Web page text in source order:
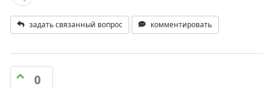
задать связанный вопрос комментировать
0